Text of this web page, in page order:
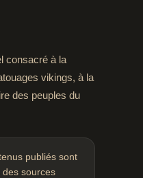
consacré à la
vikings, à la
des peuples du
publiés sont
sources